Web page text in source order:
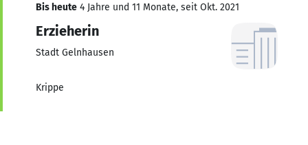
Bis heute 4 Jahre und 11 Monate, seit Okt. 2021
Erzieherin
Stadt Gelnhausen
Krippe